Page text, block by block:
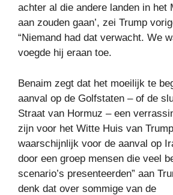
achter al die andere landen in het
aan zouden gaan’, zei Trump
“Niemand had dat verwacht. We
voegde hij eraan toe.
Benaim zegt dat het moeilijk te
aanval op de Golfstaten – of de
Straat van Hormuz – een
zijn voor het Witte Huis van
waarschijnlijk voor de aanval op
door een groep mensen die veel
scenario’s presenteerden” aan
denk dat over sommige van de